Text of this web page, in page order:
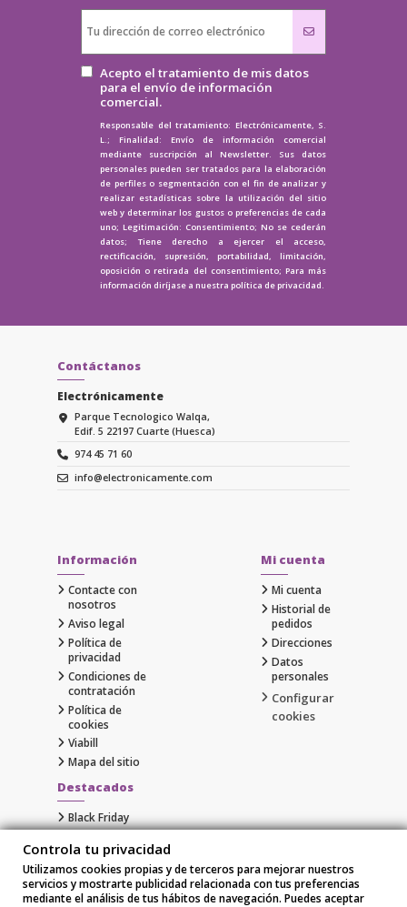
Acepto el tratamiento de mis datos
para el envío de información
comercial.
Responsable del tratamiento: Electrónicamente, S.
L.; Finalidad: Envío de información comercial
mediante suscripción al Newsletter. Sus datos
personales pueden ser tratados para la elaboración
de perfiles o segmentación con el fin de analizar y
realizar estadísticas sobre la utilización del sitio
web y determinar los gustos o preferencias de cada
uno; Legitimación: Consentimiento; No se cederán
datos; Tiene derecho a ejercer el acceso,
rectificación, supresión, portabilidad, limitación,
oposición o retirada del consentimiento; Para más
información diríjase a nuestra política de privacidad.
Contáctanos
Electrónicamente
Parque Tecnologico Walqa,
Edif. 5 22197 Cuarte (Huesca)
974 45 71 60
info@electronicamente.com
Información
Contacte con
nosotros
Aviso legal
Política de
privacidad
Condiciones de
contratación
Política de
cookies
Viabill
Mapa del sitio
Mi cuenta
Mi cuenta
Historial de
pedidos
Direcciones
Datos
personales
Configurar
cookies
Destacados
Black Friday
Gaming
Comprar Apple al Mejor Precio
Samsung
Controla tu privacidad
Utilizamos cookies propias y de terceros para mejorar nuestros
servicios y mostrarte publicidad relacionada con tus preferencias
mediante el análisis de tus hábitos de navegación. Puedes aceptar